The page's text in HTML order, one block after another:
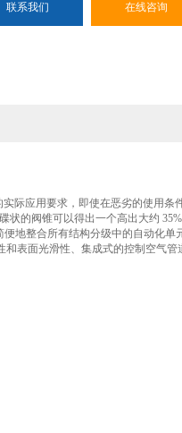
联系我们 在线咨询
际应用要求，即使在恶劣的使用条
的阀锥可以得出一个高出大约
地整合所有结构分级中的自动化单
表面光滑性、集成式的控制空气管